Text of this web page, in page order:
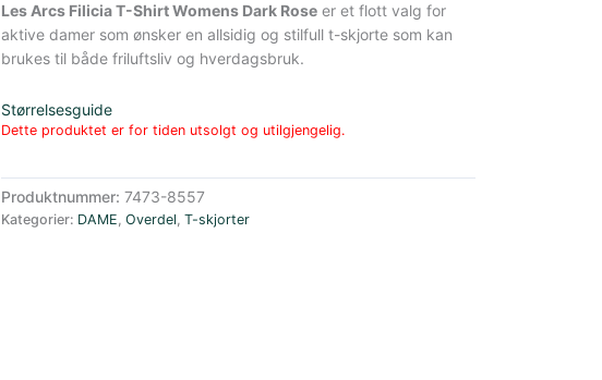
Les Arcs Filicia T-Shirt Womens Dark Roseer et flott valg for
aktive damer som ønsker en allsidig og stilfull t-skjorte som kan
brukes til både friluftsliv og hverdagsbruk.
Størrelsesguide
Dette produktet er for tiden utsolgt og utilgjengelig.
Produktnummer: 7473-8557
Kategorier: DAME, Overdel, T-skjorter